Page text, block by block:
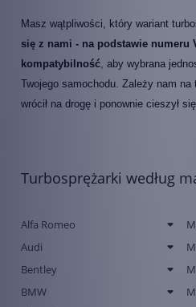
Masz wątpliwości, który wariant
się z nami - na podstawie numeru
kompatybilność , aby wybrana
Twojego samochodu. Zależy nam
wrócił na drogę i ponownie cieszył
Turbosprężarki według
Alfa Romeo
Audi
Bentley
BMW